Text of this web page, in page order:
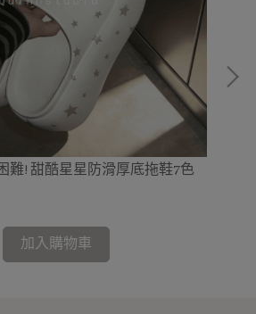
難! 甜酷星星防滑厚底拖鞋7色
加入購物車